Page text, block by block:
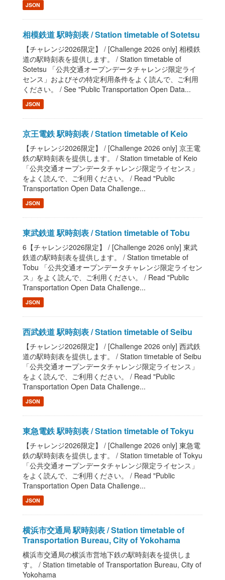
JSON
相模鉄道 駅時刻表 / Station timetable of Sotetsu
【チャレンジ2026限定】 / [Challenge 2026 only] 相模鉄
道の駅時刻表を提供します。 / Station timetable of
Sotetsu 「公共交通オープンデータチャレンジ限定ライ
センス」およびその特定利用条件をよく読んで、ご利用
ください。 / See "Public Transportation Open Data...
JSON
京王電鉄 駅時刻表 / Station timetable of Keio
【チャレンジ2026限定】 / [Challenge 2026 only] 京王電
鉄の駅時刻表を提供します。 / Station timetable of Keio
「公共交通オープンデータチャレンジ限定ライセンス」
をよく読んで、ご利用ください。 / Read "Public
Transportation Open Data Challenge...
JSON
東武鉄道 駅時刻表 / Station timetable of Tobu
6【チャレンジ2026限定】 / [Challenge 2026 only] 東武
鉄道の駅時刻表を提供します。 / Station timetable of
Tobu 「公共交通オープンデータチャレンジ限定ライセン
ス」をよく読んで、ご利用ください。 / Read "Public
Transportation Open Data Challenge...
JSON
西武鉄道 駅時刻表 / Station timetable of Seibu
【チャレンジ2026限定】 / [Challenge 2026 only] 西武鉄
道の駅時刻表を提供します。 / Station timetable of Seibu
「公共交通オープンデータチャレンジ限定ライセンス」
をよく読んで、ご利用ください。 / Read "Public
Transportation Open Data Challenge...
JSON
東急電鉄 駅時刻表 / Station timetable of Tokyu
【チャレンジ2026限定】 / [Challenge 2026 only] 東急電
鉄の駅時刻表を提供します。 / Station timetable of Tokyu
「公共交通オープンデータチャレンジ限定ライセンス」
をよく読んで、ご利用ください。 / Read "Public
Transportation Open Data Challenge...
JSON
横浜市交通局 駅時刻表 / Station timetable of
Transportation Bureau, City of Yokohama
横浜市交通局の横浜市営地下鉄の駅時刻表を提供しま
す。 / Station timetable of Transportation Bureau, City of
Yokohama